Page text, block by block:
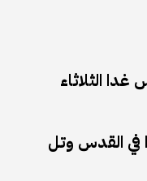
في القدس وتل